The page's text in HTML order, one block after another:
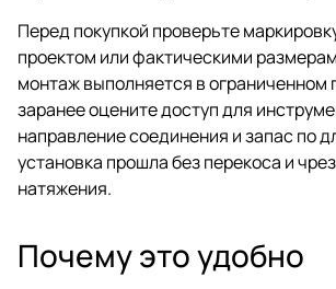
Перед покупкой проверьте
проектом или фактическими
монтаж выполняется в ограниченном
заранее оцените доступ для
направление соединения и запас по
установка прошла без перекоса и
натяжения.
Почему это удобно